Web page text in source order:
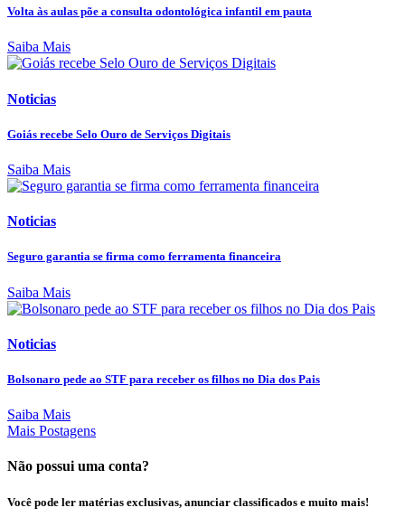
Volta às aulas põe a consulta odontológica infantil em pauta
Saiba Mais
Noticias
Goiás recebe Selo Ouro de Serviços Digitais
Saiba Mais
Noticias
Seguro garantia se firma como ferramenta financeira
Saiba Mais
Noticias
Bolsonaro pede ao STF para receber os filhos no Dia dos Pais
Saiba Mais
Mais Postagens
Não possui uma conta?
Você pode ler matérias exclusivas, anunciar classificados e muito mais!